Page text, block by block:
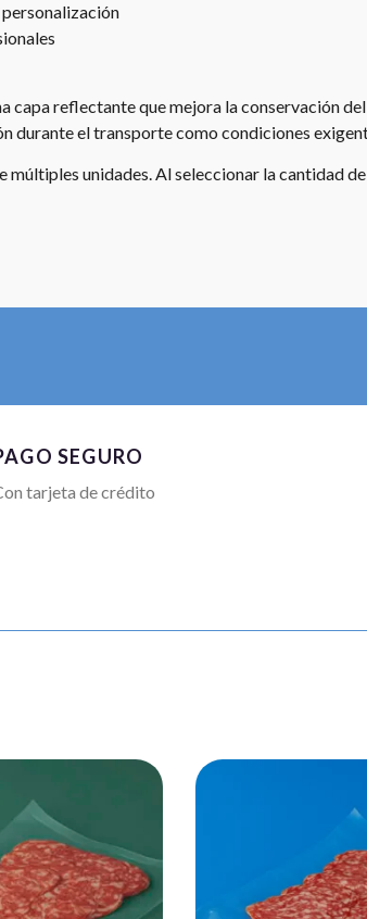
capa reflectante que mejora la conservación
el transporte como condiciones
unidades. Al seleccionar la cantidad
SEGURO
tarjeta de crédito